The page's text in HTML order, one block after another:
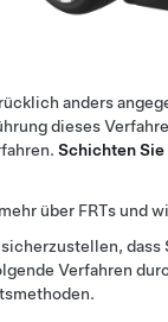
anders
dieses
Schichten
über FRTs und
sicherzustellen,
Verfahren